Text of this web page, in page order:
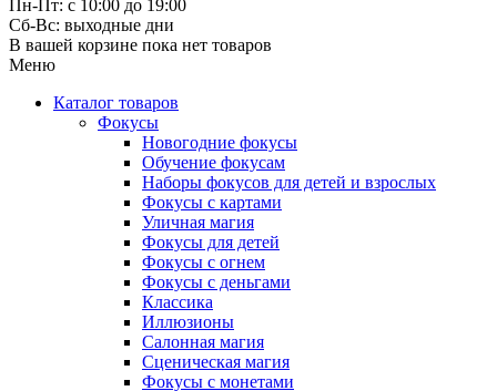
Пн-Пт: с 10:00 до 19:00
Сб-Вс: выходные дни
В вашей корзине пока нет товаров
Меню
Каталог товаров
Фокусы
Новогодние фокусы
Обучение фокусам
Наборы фокусов для детей и взрослых
Фокусы с картами
Уличная магия
Фокусы для детей
Фокусы с огнем
Фокусы с деньгами
Классика
Иллюзионы
Салонная магия
Сценическая магия
Фокусы с монетами